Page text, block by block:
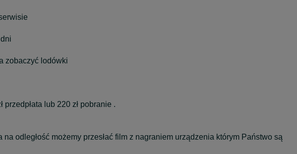
zobaczyć lodówki
przedpłata lub 220 zł pobranie .
na odległość możemy przesłać film z nagraniem urządzenia którym Państwo są